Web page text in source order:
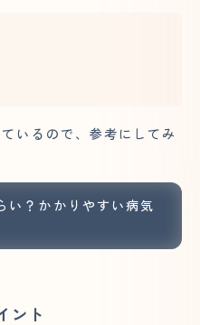
いるので、参考にしてみ
い？かかりやすい病気
ント